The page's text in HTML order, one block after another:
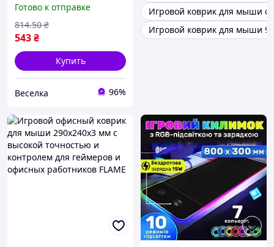
для геймеров и офисных
работников FLAME
Готово к отправке
543₴
814.50 ₴
Купить
Веселка 96%
Игровой коврик для мыши с
Игровой коврик для мыши